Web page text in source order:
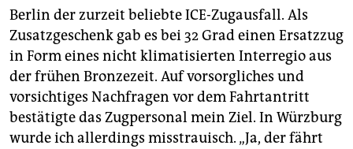
verlag
veranstaltungen
shop
fragen & hilfe
unterstützen
Berlin der zurzeit beliebte ICE-Zugausfall. Als
Zusatzgeschenk gab es bei 32 Grad einen Ersatzzug
in Form eines nicht klimatisierten Interregio aus
der frühen Bronzezeit. Auf vorsorgliches und
vorsichtiges Nachfragen vor dem Fahrtantritt
bestätigte das Zugpersonal mein Ziel. In Würzburg
wurde ich allerdings misstrauisch. „Ja, der fährt